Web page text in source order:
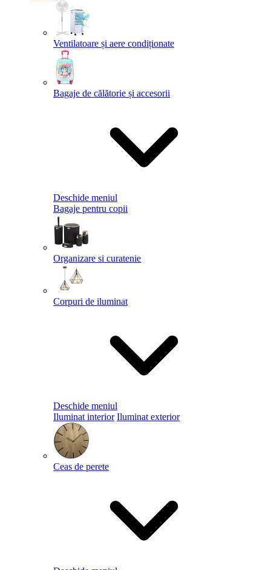
Ventilatoare și aere condiționate
Bagaje de călătorie și accesorii
Deschide meniul
Bagaje pentru copii
Organizare si curatenie
Corpuri de iluminat
Deschide meniul
Iluminat interior Iluminat exterior
Ceas de perete